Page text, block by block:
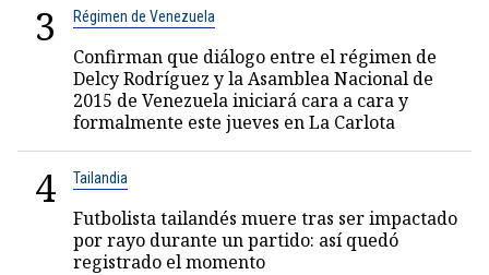
3 Régimen de Venezuela
Confirman que diálogo entre el régimen de
Delcy Rodríguez y la Asamblea Nacional de
2015 de Venezuela iniciará cara a cara y
formalmente este jueves en La Carlota
4 Tailandia
Futbolista tailandés muere tras ser impactado
por rayo durante un partido: así quedó
registrado el momento